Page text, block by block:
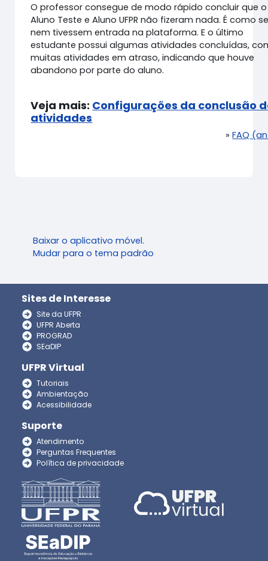
O professor consegue de modo rápido concluir que o
Aluno Teste e Aluno UFPR não fizeram nada. É como
nem tivessem entrada na plataforma. E o último
estudante possui algumas atividades concluídas,
muitas atividades em atraso, indicando que houve
abandono por parte do aluno.
Veja mais: Configurações da conclusão
atividades
»FAQ
Baixar o aplicativo móvel.
Mudar para o tema padrão
Sites de Interesse
Site da UFPR
UFPR Aberta
PROGRAD
SEaDIP
UFPR Virtual
Tutoriais
Ambientação
Acessibilidade
Suporte
Atendimento
Perguntas Frequentes
Política de privacidade